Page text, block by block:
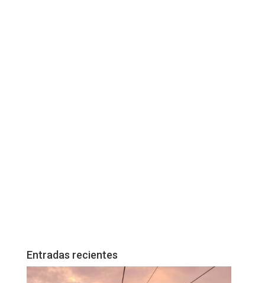
Entradas recientes